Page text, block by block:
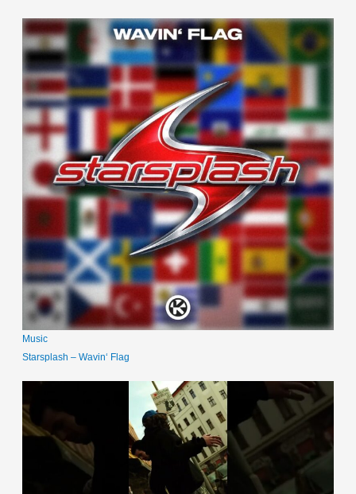
Music
Starsplash – Wavin‘ Flag